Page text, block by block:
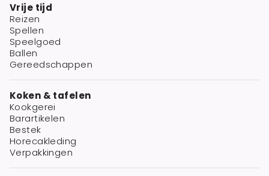
Vrije tijd
Reizen
Spellen
Speelgoed
Ballen
Gereedschappen
Koken & tafelen
Kookgerei
Barartikelen
Bestek
Horecakleding
Verpakkingen